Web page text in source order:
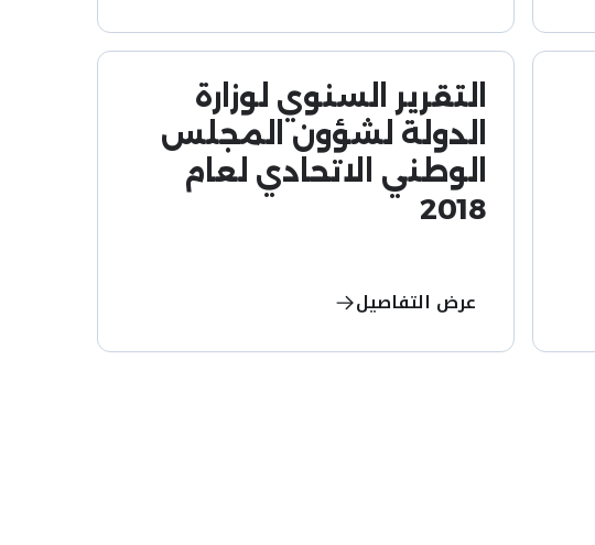
التقرير السنوي لوزارة
الدولة لشؤون المجلس
الوطني الاتحادي لعام
2018
عرض التفاصيل